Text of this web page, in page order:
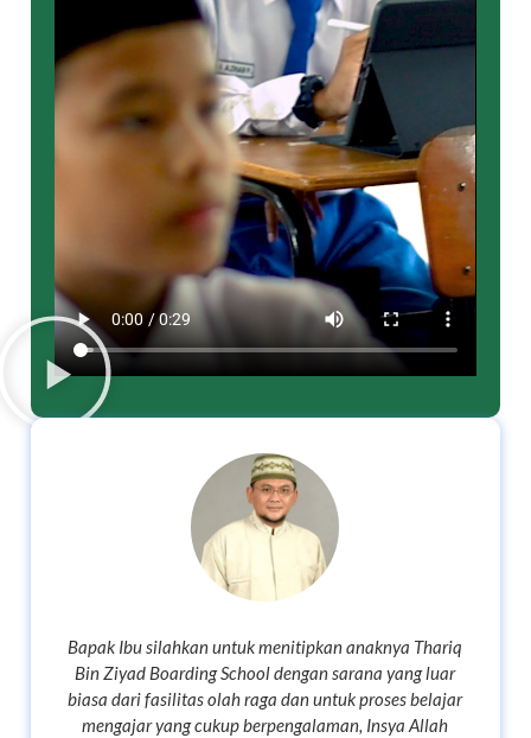
Bapak Ibu silahkan untuk menitipkan anaknya Thariq
Bin Ziyad Boarding School dengan sarana yang luar
biasa dari fasilitas olah raga dan untuk proses belajar
mengajar yang cukup berpengalaman, Insya Allah